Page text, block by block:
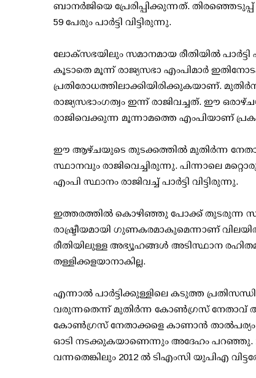
ബാനര്‍ജിയെ പ്രേരിപ്പിക്കുന്നത്.
59 പേരും പാര്‍ട്ടി വിട്ടിരുന്നു.
ലോക്സഭയിലും സമാനമായ രീതിയില്‍
കൂടാതെ മൂന്ന് രാജ്യസഭാ എംപിമാര്‍
പ്രതിരോധത്തിലാക്കിയിരിക്കുകയാണ്.
രാജ്യസഭാംഗത്വം ഇന്ന് രാജിവച്ചത്. ഈ
രാജിവെക്കുന്ന മൂന്നാമത്തെ എംപിയാണ്
ഈ ആഴ്ചയുടെ തുടക്കത്തില്‍ മുതിര്‍ന്ന
സ്ഥാനവും രാജിവെച്ചിരുന്നു. പിന്നാലെ
എംപി സ്ഥാനം രാജിവച്ച് പാര്‍ട്ടി വിട്ടിരുന്നു.
ഇത്തരത്തില്‍ കൊഴിഞ്ഞു പോക്ക് തുടരുന്ന
രാഷ്ട്രീയമായി ഗുണകരമാകുമെന്നാണ്
രീതിയിലുള്ള അഭ്യൂഹങ്ങള്‍ അടിസ്ഥാന
തള്ളിക്കളയാനാകില്ല.
എന്നാല്‍ പാര്‍ട്ടിക്കുള്ളിലെ കടുത്ത
വരുന്നതെന്ന് മുതിര്‍ന്ന കോണ്‍ഗ്രസ് നേതാവ്
കോണ്‍ഗ്രസ് നേതാക്കളെ കാണാന്‍ താല്‍പര്യം
ഓടി നടക്കുകയാണെന്നും അദേഹം പറഞ്ഞു.
വന്നതെങ്കിലും 2012 ല്‍ ടിഎംസി യുപിഎ